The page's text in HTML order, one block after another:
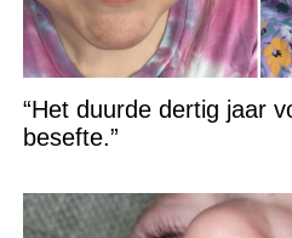
“Het duurde dertig jaar
besefte.”